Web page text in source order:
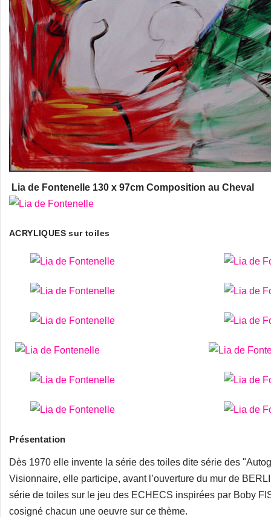
Lia de Fontenelle 130 x 97cm Composition au Cheval
ACRYLIQUES sur toiles
Présentation
Dès 1970 elle invente la série des toiles dite série des
Visionnaire, elle participe, avant l’ouverture du mur de
série de toiles sur le jeu des ECHECS inspirées par Boby
cosigné chacun une oeuvre sur ce thème.